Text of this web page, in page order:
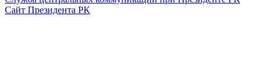
Сайт Президента РК